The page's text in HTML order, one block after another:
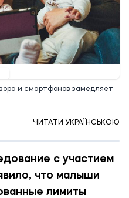
и смартфонов замедляет
ЧИТАТИ УКРАЇНСЬКОЮ
с участием
что малыши
лимиты